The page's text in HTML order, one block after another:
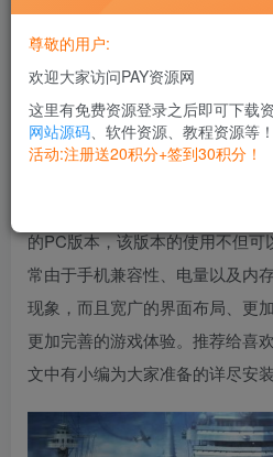
原的战舰、坦克，自主策略的配
成元素，搭载着各式各样的坦克
以及导弹强袭等激情刺激的PVP
的融入其中，体验到更加热血澎
版本是小编为响应广大用户的需
的PC版本，该版本的使用不但
常由于手机兼容性、电量以及内
现象，而且宽广的界面布局、更
更加完善的游戏体验。推荐给喜
文中有小编为大家准备的详尽安
尊敬的用户:
欢迎大家访问PAY资源网
这里有免费资源登录之后即可下载
网站源码、软件资源、教程资源等！
活动:注册送20积分+签到30积分！